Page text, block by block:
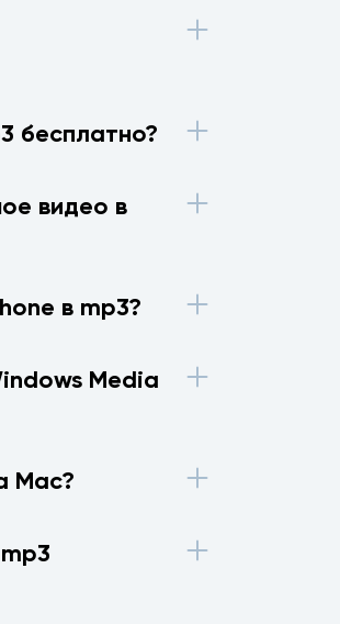
бесплатно?
видео в
в mp3?
Media
Mac?